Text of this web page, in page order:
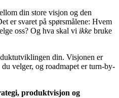
din store visjon og den
er svaret på spørsmålene: Hvem
oss? Og hva skal vi ikke bruke
din. Visjonen er
velger, og roadmapet er turn-by-
produktvisjon og